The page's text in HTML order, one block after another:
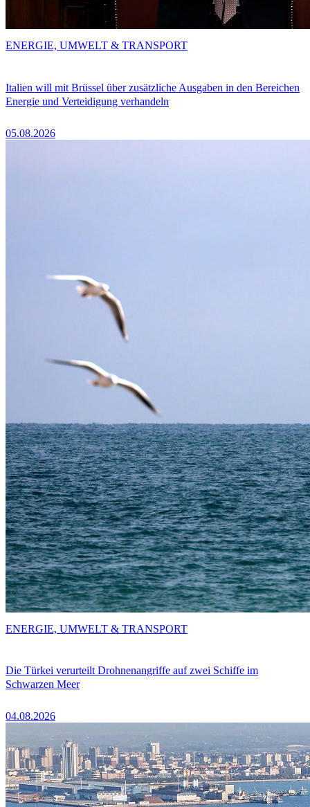
Italien will mit Brüssel über zusätzliche Ausgaben in den Bereichen
Energie und Verteidigung verhandeln
05.08.2026
ENERGIE, UMWELT & TRANSPORT
Die Türkei verurteilt Drohnenangriffe auf zwei Schiffe im
Schwarzen Meer
04.08.2026
ENERGIE, UMWELT & TRANSPORT